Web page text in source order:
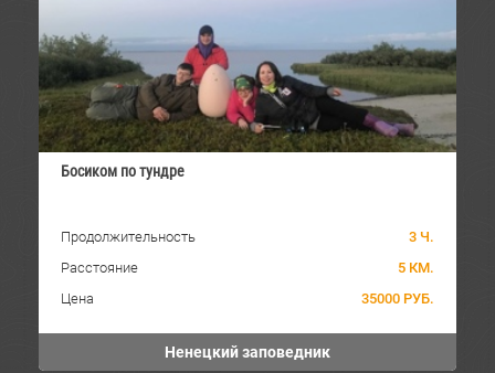
Босиком по тундре
Продолжительность
3 Ч.
Расстояние
5 КМ.
Цена
35000 РУБ.
Ненецкий заповедник